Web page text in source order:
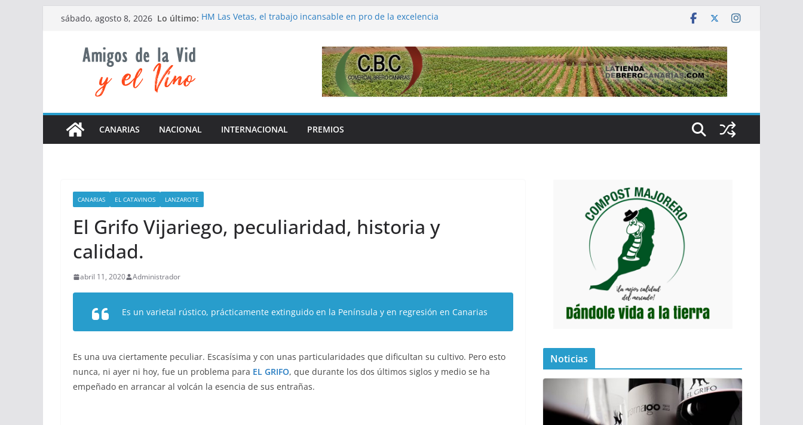
Saltar
contenido
sábado, agosto 8, 2026 Lo último: HM Las Vetas, el trabajo incansable en pro de la excelencia
El Grifo recuerda a José Saramago en el centenario de su
Da inicio la 5ª edición del Campus del Vino de Canarias
La D.O Cava organiza la Cava Academy, un curso de alto
CANARIAS NACIONAL INTERNACIONAL PREMIOS
CANARIAS EL CATAVINOS LANZAROTE
El Grifo Vijariego, peculiaridad, historia y
calidad.
abril 11, 2020 Administrador
Es un varietal rústico, prácticamente extinguido en la Península y en regresión en Canarias
Es una uva ciertamente peculiar. Escasísima y con unas particularidades que dificultan su cultivo. Pero esto
nunca, ni ayer ni hoy, fue un problema para EL GRIFO, que durante los dos últimos siglos y medio se ha
empeñado en arrancar al volcán la esencia de sus entrañas.
Noticias